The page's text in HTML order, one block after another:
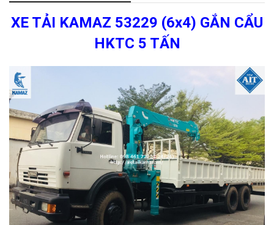
XE TẢI KAMAZ 53229 (6x4) GẮN CẨU
HKTC 5 TẤN